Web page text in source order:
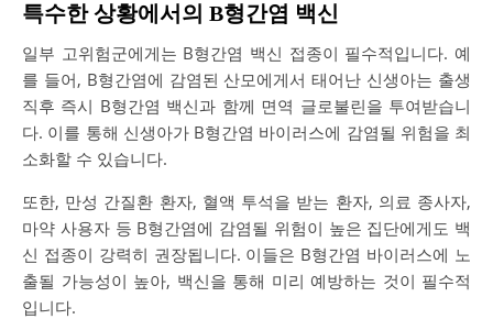
특수한 상황에서의 B형간염 백신
일부 고위험군에게는 B형간염 백신 접종이 필수적입니다. 예
를 들어, B형간염에 감염된 산모에게서 태어난 신생아는 출생
직후 즉시 B형간염 백신과 함께 면역 글로불린을 투여받습니
다. 이를 통해 신생아가 B형간염 바이러스에 감염될 위험을 최
소화할 수 있습니다.
또한, 만성 간질환 환자, 혈액 투석을 받는 환자, 의료 종사자,
마약 사용자 등 B형간염에 감염될 위험이 높은 집단에게도 백
신 접종이 강력히 권장됩니다. 이들은 B형간염 바이러스에 노
출될 가능성이 높아, 백신을 통해 미리 예방하는 것이 필수적
입니다.